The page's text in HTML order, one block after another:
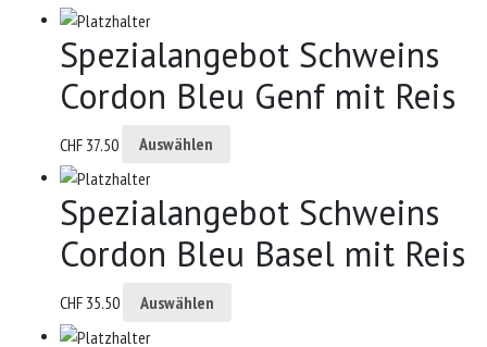
Spezialangebot Schweins
Cordon Bleu Genf mit Reis
CHF 37.50 Auswählen
Spezialangebot Schweins
Cordon Bleu Basel mit Reis
CHF 35.50 Auswählen